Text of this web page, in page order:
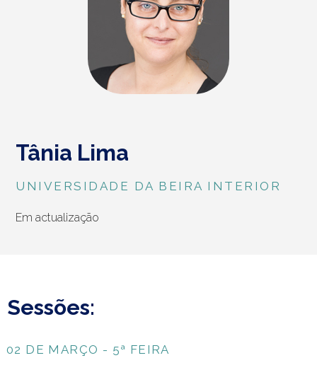
Tânia Lima
UNIVERSIDADE DA BEIRA INTERIOR
Em actualização
Sessões:
02 DE MARÇO - 5ª FEIRA